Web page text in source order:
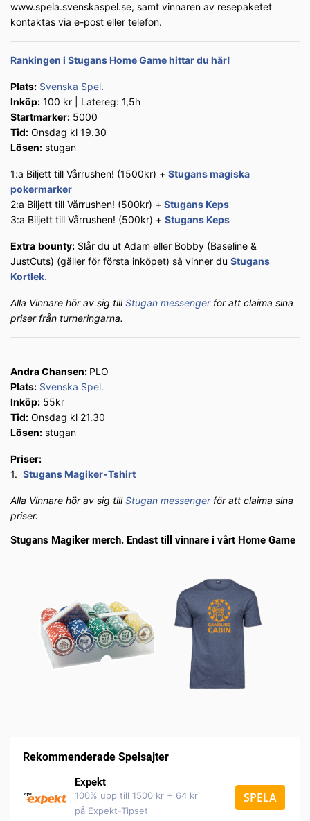
www.spela.svenskaspel.se, samt vinnaren av resepaketet
kontaktas via e-post eller telefon.
Rankingen i Stugans Home Game hittar du här!
Plats: Svenska Spel.
Inköp: 100 kr | Latereg: 1,5h
Startmarker: 5000
Tid: Onsdag kl 19.30
Lösen: stugan
1:a Biljett till Vårrushen! (1500kr) + Stugans magiska
pokermarker
2:a Biljett till Vårrushen! (500kr) + Stugans Keps
3:a Biljett till Vårrushen! (500kr) + Stugans Keps
Extra bounty: Slår du ut Adam eller Bobby (Baseline &
JustCuts) (gäller för första inköpet) så vinner du Stugans
Kortlek.
Alla Vinnare hör av sig tillStugan messengerför att claima sina
priser från turneringarna.
Andra Chansen: PLO
Plats: Svenska Spel.
Inköp: 55kr
Tid: Onsdag kl 21.30
Lösen: stugan
Priser:
1. Stugans Magiker-Tshirt
Alla Vinnare hör av sig tillStugan messengerför att claima sina
priser.
Stugans Magiker merch. Endast till vinnare i vårt Home Game
Rekommenderade Spelsajter
Expekt
100% upp till 1500 kr + 64 kr
på Expekt-Tipset
SPELA